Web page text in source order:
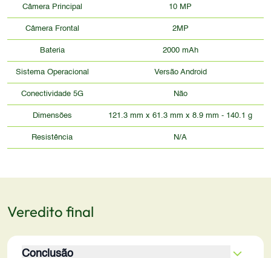
Câmera Principal 10 MP
Câmera Frontal 2MP
Bateria 2000 mAh
Sistema Operacional Versão Android
Conectividade 5G Não
Dimensões 121.3 mm x 61.3 mm x 8.9 mm - 140.1 g
Resistência N/A
Veredito final
Conclusão